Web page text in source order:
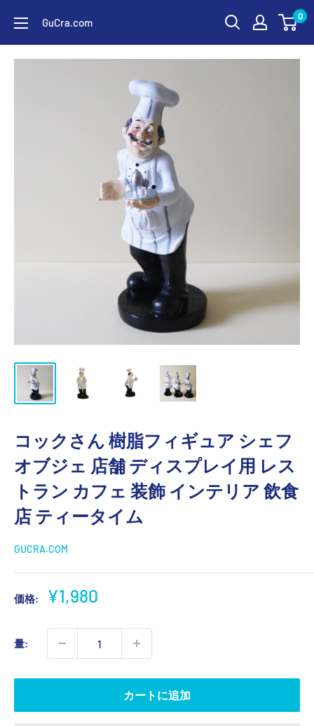
テ
GuCra.com 0
コックさん 樹脂フィギュア シェフ
オブジェ 店舗 ディスプレイ用 レス
トラン カフェ 装飾 インテリア 飲食
店 ティータイム
GUCRA.COM
価格:
販
価
格
¥1,980
量:
カートに追加